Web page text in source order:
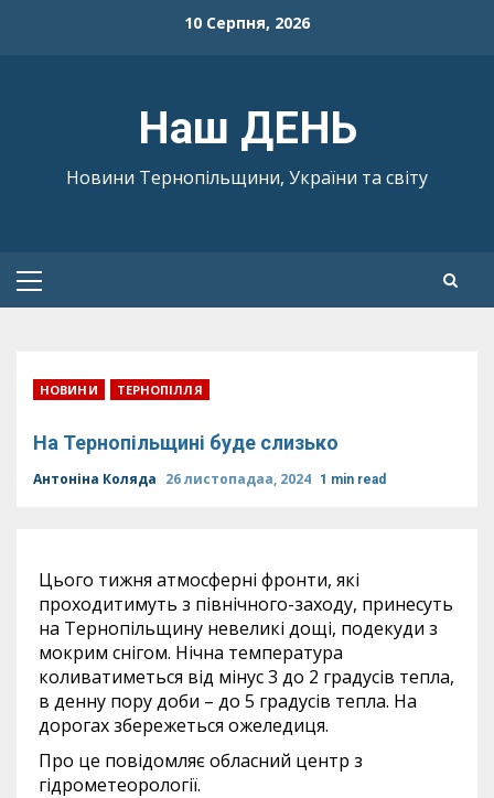
10 Серпня, 2026
Наш ДЕНЬ
Новини Тернопільщини, України та світу
Primary
НОВИНИ ТЕРНОПІЛЛЯ
На Тернопільщині буде слизько
Антоніна Коляда 26 листопадаа, 2024 1 min read
Цього тижня атмосферні фронти, які
проходитимуть з північного-заходу, принесуть
на Тернопільщину невеликі дощі, подекуди з
мокрим снігом. Нічна температура
коливатиметься від мінус 3 до 2 градусів тепла,
в денну пору доби – до 5 градусів тепла. На
дорогах збережеться ожеледиця.
Про це повідомляє обласний центр з
гідрометеорології.